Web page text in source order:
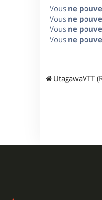
Vous ne
Vous ne
Vous ne
Vous ne
UtagawaVTT